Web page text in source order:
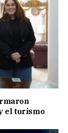
el turismo